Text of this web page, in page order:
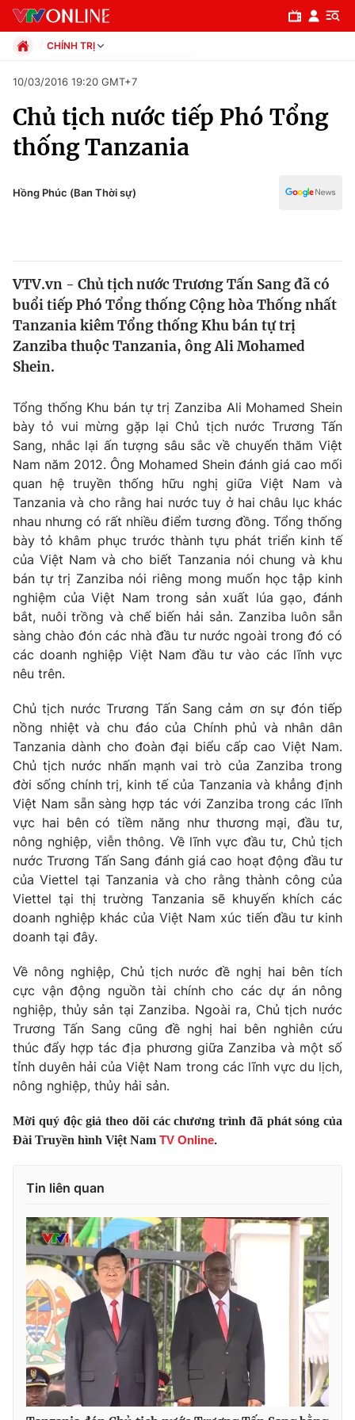
Chuyên mục
Chính trị
Xã hội
Y tế
Thế giới
Tin tức
Thế giới đó đây
Câu chuyện quốc tế
Tài chính
Thị trường
Góc doanh nghiệp
Dữ liệu và đời sống
Truyền hình
Phim VTV
Hậu trường
Nhân vật
Khán giả
Giải sao mai
Giải trí
Điện ảnh
Âm nhạc
Sao
Đời sống
Du lịch
Làm đẹp
Chất lượng cuộc sống
Giáo dục
Tuyển sinh
Học trực tuyến
Công nghệ
Sản phẩm
Thị trường
Tư vấn
Giao lưu trực tuyến
Lịch phát sóng
Chuyên mục khác
Emagazine Podcast
Photo Infographic
Video
VTV Money VTV Thể thao
VTV Sức khoẻ Bất động sản
Thị trường 24h Tấm lòng Việt
VTV4 Vươn mình bằng AI
THỜI BÁO VTV
Theo dõi báo trên
Cơ quan chủ quản:Đài Truyền hình Việt Nam
CHÍNH TRỊ
Xã hội
Pháp luật
Kinh tế
Thể thao
Văn hóa - Giải trí
Giáo dục
10/03/2016 19:20 GMT+7
Chủ tịch nước tiếp Phó Tổng
thống Tanzania
Hồng Phúc (Ban Thời sự)
VTV.vn - Chủ tịch nước Trương Tấn Sang đã có
buổi tiếp Phó Tổng thống Cộng hòa Thống nhất
Tanzania kiêm Tổng thống Khu bán tự trị
Zanziba thuộc Tanzania, ông Ali Mohamed
Shein.
Tổng thống Khu bán tự trị Zanziba Ali Mohamed Shein
bày tỏ vui mừng gặp lại Chủ tịch nước Trương Tấn
Sang, nhắc lại ấn tượng sâu sắc về chuyến thăm Việt
Nam năm 2012. Ông Mohamed Shein đánh giá cao mối
quan hệ truyền thống hữu nghị giữa Việt Nam và
Tanzania và cho rằng hai nước tuy ở hai châu lục khác
nhau nhưng có rất nhiều điểm tương đồng. Tổng thống
bày tỏ khâm phục trước thành tựu phát triển kinh tế
của Việt Nam và cho biết Tanzania nói chung và khu
bán tự trị Zanziba nói riêng mong muốn học tập kinh
nghiệm của Việt Nam trong sản xuất lúa gạo, đánh
bắt, nuôi trồng và chế biến hải sản. Zanziba luôn sẵn
sàng chào đón các nhà đầu tư nước ngoài trong đó có
các doanh nghiệp Việt Nam đầu tư vào các lĩnh vực
nêu trên.
Chủ tịch nước Trương Tấn Sang cảm ơn sự đón tiếp
nồng nhiệt và chu đáo của Chính phủ và nhân dân
Tanzania dành cho đoàn đại biểu cấp cao Việt Nam.
Chủ tịch nước nhấn mạnh vai trò của Zanziba trong
đời sống chính trị, kinh tế của Tanzania và khẳng định
Việt Nam sẵn sàng hợp tác với Zanziba trong các lĩnh
vực hai bên có tiềm năng như thương mại, đầu tư,
nông nghiệp, viễn thông. Về lĩnh vực đầu tư, Chủ tịch
nước Trương Tấn Sang đánh giá cao hoạt động đầu tư
của Viettel tại Tanzania và cho rằng thành công của
Viettel tại thị trường Tanzania sẽ khuyến khích các
doanh nghiệp khác của Việt Nam xúc tiến đầu tư kinh
doanh tại đây.
Về nông nghiệp, Chủ tịch nước đề nghị hai bên tích
cực vận động nguồn tài chính cho các dự án nông
nghiệp, thủy sản tại Zanziba. Ngoài ra, Chủ tịch nước
Trương Tấn Sang cũng đề nghị hai bên nghiên cứu
thúc đẩy hợp tác địa phương giữa Zanziba và một số
tỉnh duyên hải của Việt Nam trong các lĩnh vực du lịch,
nông nghiệp, thủy hải sản.
Mời quý độc giả theo dõi các chương trình đã phát sóng của
Đài Truyền hình Việt Nam TV Online.
Tin liên quan